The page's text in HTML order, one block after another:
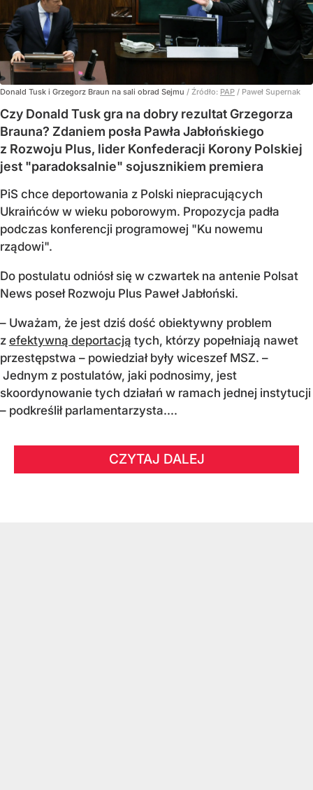
Donald Tusk i Grzegorz Braun na sali obrad Sejmu / Źródło: PAP / Paweł Supernak
Czy Donald Tusk gra na dobry rezultat Grzegorza
Brauna? Zdaniem posła Pawła Jabłońskiego
z Rozwoju Plus, lider Konfederacji Korony Polskiej
jest "paradoksalnie" sojusznikiem premiera
PiS chce deportowania z Polski niepracujących
Ukraińców w wieku poborowym. Propozycja padła
podczas konferencji programowej "Ku nowemu
rządowi".
Do postulatu odniósł się w czwartek na antenie Polsat
News poseł Rozwoju Plus Paweł Jabłoński.
– Uważam, że jest dziś dość obiektywny problem
z efektywną deportacją tych, którzy popełniają nawet
przestępstwa – powiedział były wiceszef MSZ. –
Jednym z postulatów, jaki podnosimy, jest
skoordynowanie tych działań w ramach jednej instytucji
– podkreślił parlamentarzysta....
CZYTAJ DALEJ